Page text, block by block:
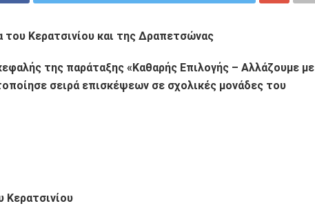
Κερατσινίου και της Δραπετσώνας
της παράταξης «Καθαρής Επιλογής – Αλλάζουμε με
σειρά επισκέψεων σε σχολικές μονάδες του
Κερατσινίου